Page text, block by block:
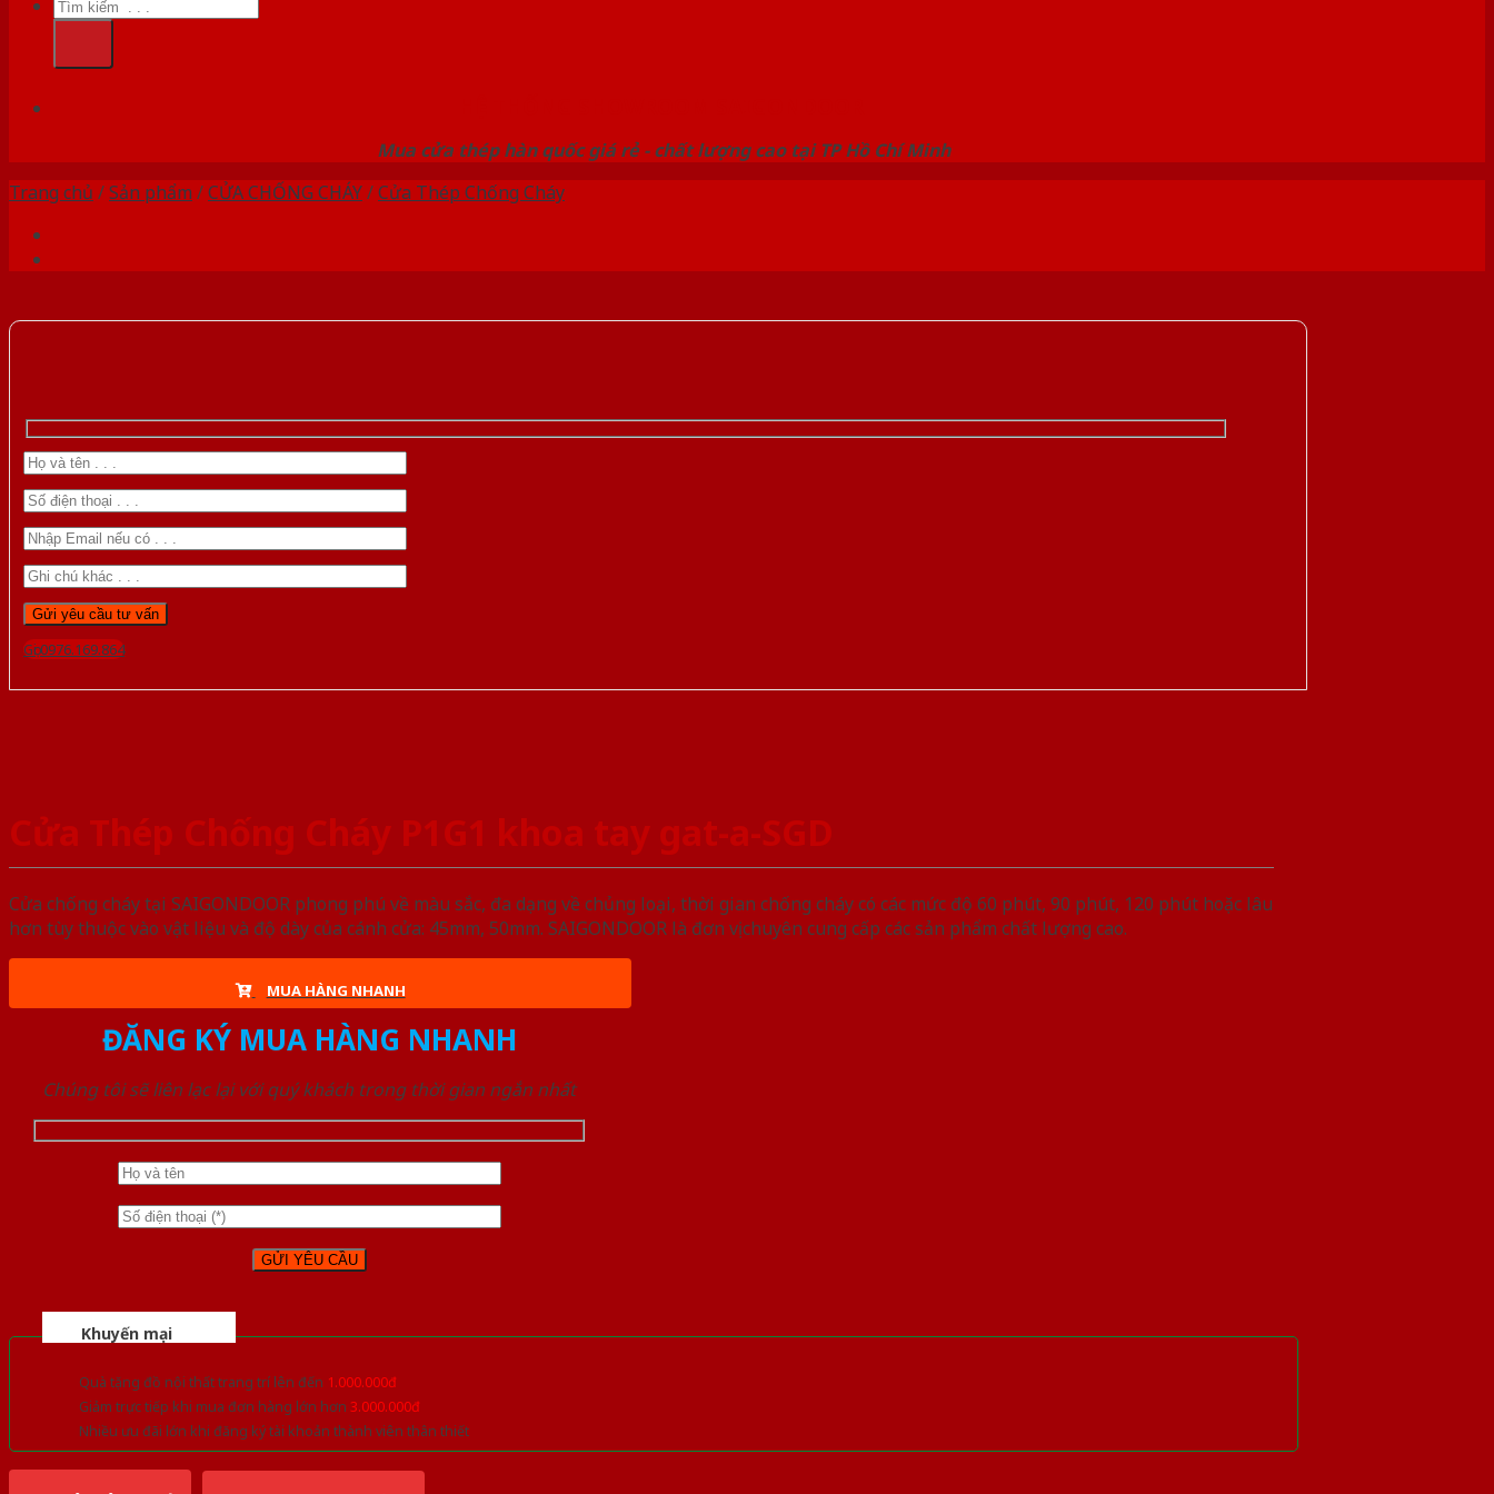
kiếm:
Mua cửa thép hàn quốc giá rẻ - chất lượng cao tại TP Hồ Chí Minh
Trang chủ /Sản phẩm /CỬA CHỐNG CHÁY/Cửa Thép Chống Cháy
Gọi 0976.169.864
Cửa Thép Chống Cháy P1G1 khoa tay gat-a-SGD
Cửa chống cháy tại SAIGONDOOR phong phú về màu sắc, đa dạng về chủng loại, thời gian chống cháy có các mức độ 60 phút, 90 phút, 120 phút hoặc lâu
hơn tùy thuộc vào vật liệu và độ dày của cánh cửa: 45mm, 50mm. SAIGONDOOR là đơn vị chuyên cung cấp các sản phẩm chất lượng cao.
MUA HÀNG NHANH
ĐĂNG KÝ MUA HÀNG NHANH
Chúng tôi sẽ liên lạc lại với quý khách trong thời gian ngắn nhất
Khuyến mại
Quà tặng đồ nội thất trang trí lên đến 1.000.000đ
Giảm trực tiếp khi mua đơn hàng lớn hơn 3.000.000đ
Nhiều ưu đãi lớn khi đăng ký tài khoản thành viên thân thiết